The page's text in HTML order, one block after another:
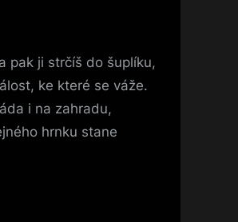
pak ji strčíš do šuplíku,
ke které se váže.
i na zahradu,
hrnku stane